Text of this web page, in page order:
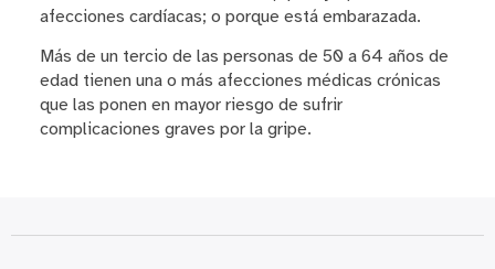
afecciones cardíacas; o porque está embarazada.
Más de un tercio de las personas de 50 a 64 años de
edad tienen una o más afecciones médicas crónicas
que las ponen en mayor riesgo de sufrir
complicaciones graves por la gripe.